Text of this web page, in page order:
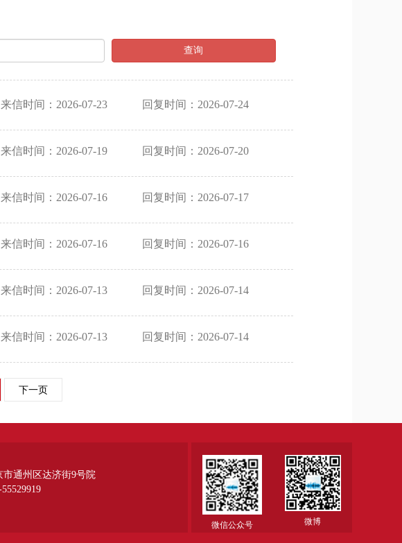
查询
来信时间：2026-07-23 回复时间：2026-07-24
来信时间：2026-07-19 回复时间：2026-07-20
来信时间：2026-07-16 回复时间：2026-07-17
来信时间：2026-07-16 回复时间：2026-07-16
来信时间：2026-07-13 回复时间：2026-07-14
来信时间：2026-07-13 回复时间：2026-07-14
下一页
市通州区达济街9号院
微信公众号 微博